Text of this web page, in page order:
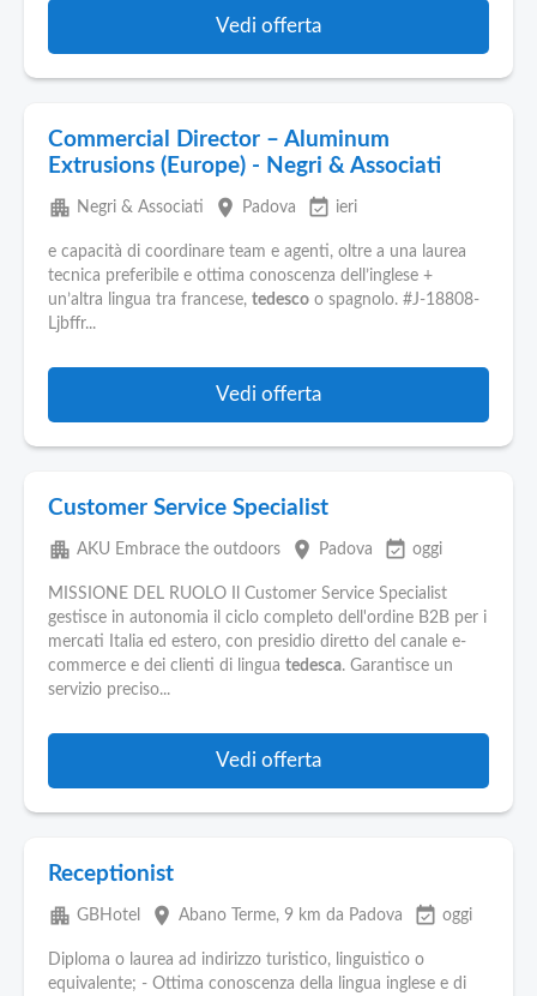
Vedi offerta
Commercial Director – Aluminum
Extrusions (Europe) - Negri & Associati
apartment Negri & Associati place Padova event_available ieri
e capacità di coordinare team e agenti, oltre a una laurea
tecnica preferibile e ottima conoscenza dell’inglese +
un’altra lingua tra francese, tedesco o spagnolo. #J-18808-
Ljbffr...
Vedi offerta
Customer Service Specialist
apartment AKU Embrace the outdoors place Padova event_available oggi
MISSIONE DEL RUOLO Il Customer Service Specialist
gestisce in autonomia il ciclo completo dell'ordine B2B per i
mercati Italia ed estero, con presidio diretto del canale e-
commerce e dei clienti di lingua tedesca. Garantisce un
servizio preciso...
Vedi offerta
Receptionist
apartment GBHotel place Abano Terme, 9 km da Padova event_available oggi
Diploma o laurea ad indirizzo turistico, linguistico o
equivalente; - Ottima conoscenza della lingua inglese e di